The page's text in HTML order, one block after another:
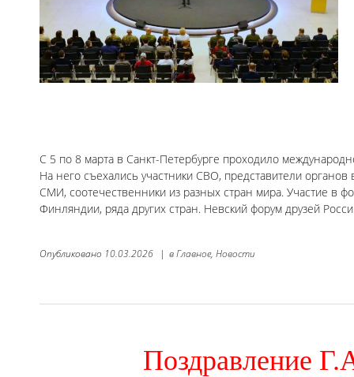
С 5 по 8 марта в Санкт-Петербурге проходило
На него съехались участники СВО, представители
СМИ, соотечественники из разных стран мира. Участие в
Финляндии, ряда других стран. Невский форум друзей
Опубликовано 10.03.2026 | вГлавное, Новости
Поздравление